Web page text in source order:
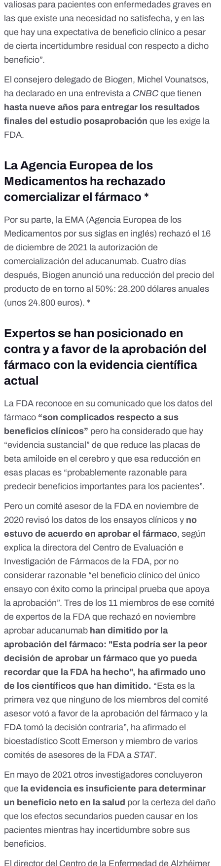
valiosas para pacientes con enfermedades graves en
las que existe una necesidad no satisfecha, y en las
que hay una expectativa de beneficio clínico a pesar
de cierta incertidumbre residual con respecto a dicho
beneficio”.
El consejero delegado de Biogen, Michel Vounatsos,
ha declarado en una entrevista a CNBC que tienen
hasta nueve años para entregar los resultados
finales del estudio posaprobación que les exige la
FDA.
La Agencia Europea de los
Medicamentos ha rechazado
comercializar el fármaco *
Por su parte, la EMA (Agencia Europea de los
Medicamentos por sus siglas en inglés) rechazó el 16
de diciembre de 2021 la autorización de
comercialización del aducanumab. Cuatro días
después, Biogen anunció una reducción del precio del
producto de en torno al 50%: 28.200 dólares anuales
(unos 24.800 euros). *
Expertos se han posicionado en
contra y a favor de la aprobación del
fármaco con la evidencia científica
actual
La FDA reconoce en su comunicado que los datos del
fármaco “son complicados respecto a sus
beneficios clínicos” pero ha considerado que hay
“evidencia sustancial” de que reduce las placas de
beta amiloide en el cerebro y que esa reducción en
esas placas es “probablemente razonable para
predecir beneficios importantes para los pacientes”.
Pero un comité asesor de la FDA en noviembre de
2020 revisó los datos de los ensayos clínicos y no
estuvo de acuerdo en aprobar el fármaco, según
explica la directora del Centro de Evaluación e
Investigación de Fármacos de la FDA, por no
considerar razonable “el beneficio clínico del único
ensayo con éxito como la principal prueba que apoya
la aprobación”. Tres de los 11 miembros de ese comité
de expertos de la FDA que rechazó en noviembre
aprobar aducanumab han dimitido por la
aprobación del fármaco: "Esta podría ser la peor
decisión de aprobar un fármaco que yo pueda
recordar que la FDA ha hecho", ha afirmado uno
de los científicos que han dimitido. “Esta es la
primera vez que ninguno de los miembros del comité
asesor votó a favor de la aprobación del fármaco y la
FDA tomó la decisión contraria”, ha afirmado el
bioestadístico Scott Emerson y miembro de varios
comités de asesores de la FDA a STAT.
En mayo de 2021 otros investigadores concluyeron
que la evidencia es insuficiente para determinar
un beneficio neto en la salud por la certeza del daño
que los efectos secundarios pueden causar en los
pacientes mientras hay incertidumbre sobre sus
beneficios.
El director del Centro de la Enfermedad de Alzhéimer